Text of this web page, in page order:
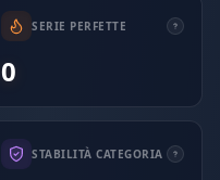
SERIE PERFETTE
0
STABILITÀ CATEGORIA